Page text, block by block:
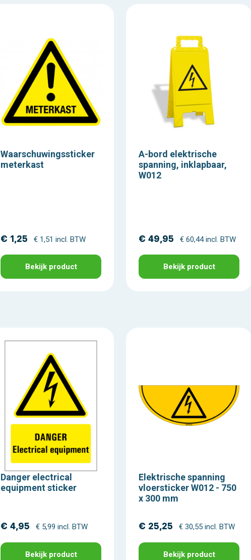
Waarschuwingssticker
meterkast
€ 1,25 € 1,51 incl. BTW
Bekijk product
A-bord elektrische
spanning, inklapbaar,
W012
€ 49,95 € 60,44 incl. BTW
Bekijk product
Danger electrical
equipment sticker
€ 4,95 € 5,99 incl. BTW
Bekijk product
Elektrische spanning
vloersticker W012 - 750
x 300 mm
€ 25,25 € 30,55 incl. BTW
Bekijk product